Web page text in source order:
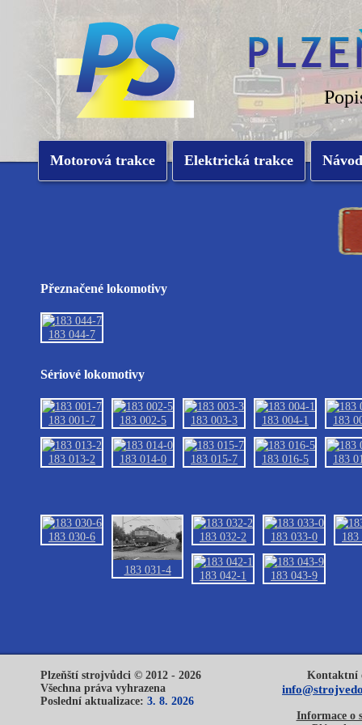
Motorová trakce Elektrická trakce
Přeznačené lokomotivy
183 044-7
Sériové lokomotivy
183 001-7 183 002-5 183 003-3 183 004-1 183
183 013-2 183 014-0 183 015-7 183 016-5 183
183 030-6
183 031-4
183 032-2 183 033-0 183
183 042-1 183 043-9
Plzeňští strojvůdci © 2012 - 2026
Všechna práva vyhrazena
Poslední aktualizace: 3. 8. 2026
Kontaktní
Informace o